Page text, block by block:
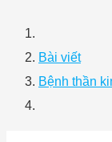
Bài viết
Bệnh thần